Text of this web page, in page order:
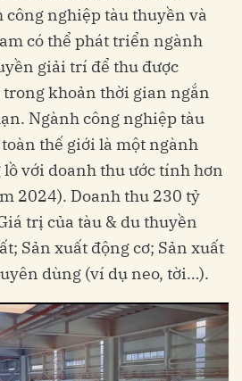
công nghiệp tàu thuyền và
có thể phát triển ngành
giải trí để thu được
khoản thời gian ngắn
Ngành công nghiệp tàu
thế giới là một ngành
với doanh thu ước tính hơn
2024). Doanh thu 230 tỷ
trị của tàu & du thuyền
Sản xuất động cơ; Sản xuất
dùng (ví dụ neo, tời…).